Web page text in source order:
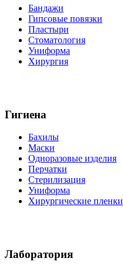
Бандажи
Гипсовые повязки
Пластыри
Стоматология
Униформа
Хирургия
Гигиена
Бахилы
Маски
Одноразовые изделия
Перчатки
Стерилизация
Униформа
Хирургические пленки
Лаборатория